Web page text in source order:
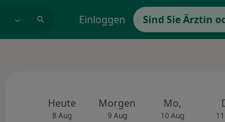
Einloggen Sind Sie Ärztin
Heute
8 Aug
Morgen
9 Aug
Mo,
10 Aug